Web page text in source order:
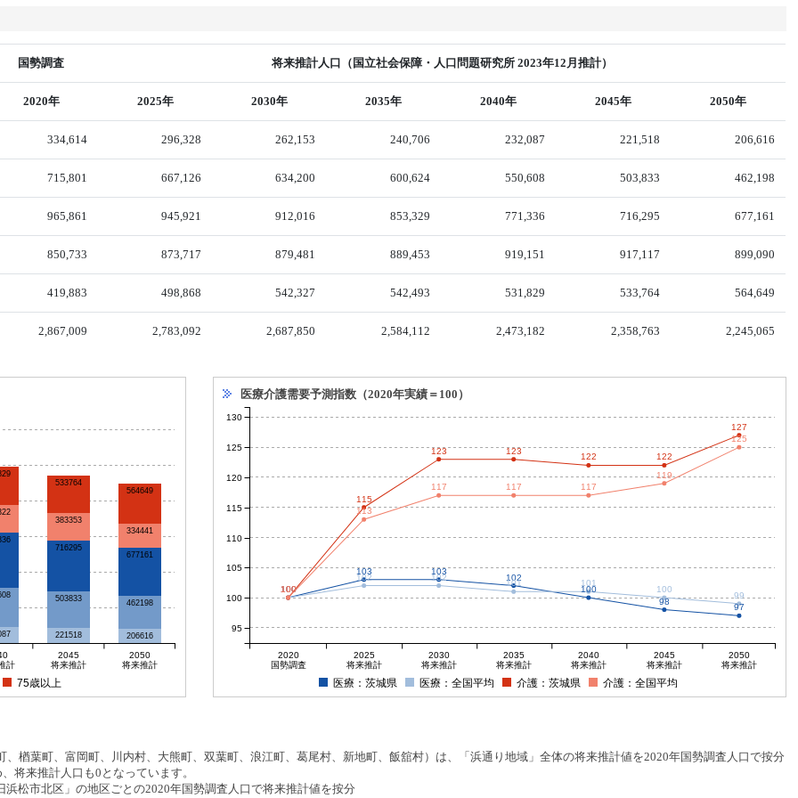
国勢調査 将来推計人口（国立社会保障・人口問題研究所 2023年12月推計）
2020年 2025年 2030年 2035年 2040年 2045年 2050年
334,614 296,328 262,153 240,706 232,087 221,518 206,616
715,801 667,126 634,200 600,624 550,608 503,833 462,198
965,861 945,921 912,016 853,329 771,336 716,295 677,161
850,733 873,717 879,481 889,453 919,151 917,117 899,090
419,883 498,868 542,327 542,493 531,829 533,764 564,649
2,867,009 2,783,092 2,687,850 2,584,112 2,473,182 2,358,763 2,245,065
221518 206616
503833 462198
716295
677161
383353
334441
533764
564649
計
2045
将来推計
2050
将来推計
75歳以上
医療介護需要予測指数（2020年実績＝100）
100
103 103
102
100
98
97
100
102 102
101 101
100
99
100
115
123 123
122 122
127
100
113
117 117 117
119
125
2020
国勢調査
2025
将来推計
2030
将来推計
2035
将来推計
2040
将来推計
2045
将来推計
2050
将来推計
95
100
105
110
115
120
125
130
医療：茨城県 医療：全国平均 介護：茨城県 介護：全国平均
葉町、富岡町、川内村、大熊町、双葉町、浪江町、葛尾村、新地町、飯舘村）は、「浜通り地域」全体の将来推計値を2020年国勢調査人口で按分
来推計人口も0となっています。
松市北区」の地区ごとの2020年国勢調査人口で将来推計値を按分